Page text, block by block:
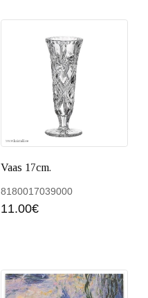
Vaas 17cm.
8180017039000
11.00€